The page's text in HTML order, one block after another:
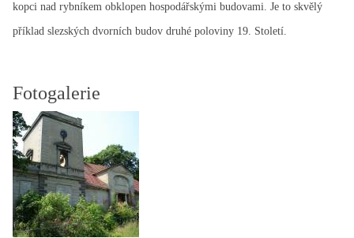
kopci nad rybníkem obklopen hospodářskými budovami. Je to skvělý
příklad slezských dvorních budov druhé poloviny 19. Století.
Fotogalerie